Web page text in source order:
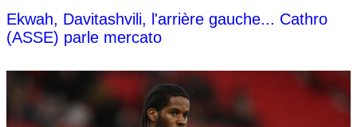
Ekwah, Davitashvili, l'arrière gauche... Cathro
(ASSE) parle mercato